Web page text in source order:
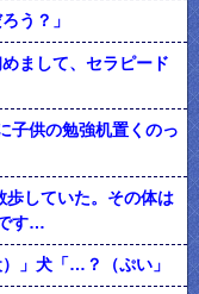
う？」
まして、セラピード
子供の勉強机置くのっ
歩していた。その体は
す…
」犬「…？（ぷい」